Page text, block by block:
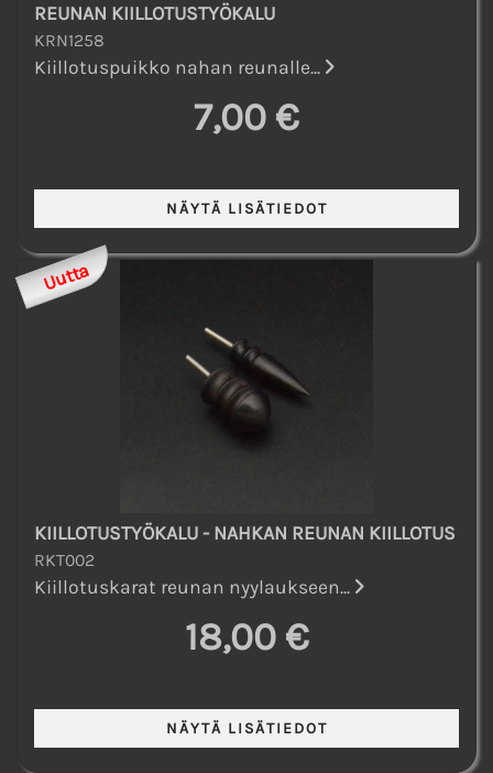
REUNAN KIILLOTUSTYÖKALU
KRN1258
Kiillotuspuikko nahan reunalle...
7,00 €
Uutta
KIILLOTUSTYÖKALU - NAHKAN REUNAN KIILLOTUS
RKT002
Kiillotuskarat reunan nyylaukseen...
18,00 €